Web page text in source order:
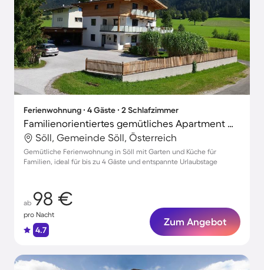
Ferienwohnung ∙ 4 Gäste ∙ 2 Schlafzimmer
Familienorientiertes gemütliches Apartment mit Garten und Terrasse
Söll, Gemeinde Söll, Österreich
Gemütliche Ferienwohnung in Söll mit Garten und Küche für
Familien, ideal für bis zu 4 Gäste und entspannte Urlaubstage
ab 98 €
pro Nacht
4.7
Zum Angebot